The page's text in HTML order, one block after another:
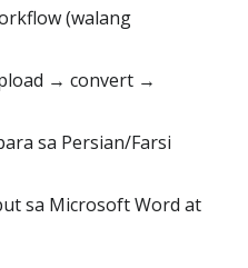
(walang
→ convert →
sa Persian/Farsi
sa Microsoft Word at